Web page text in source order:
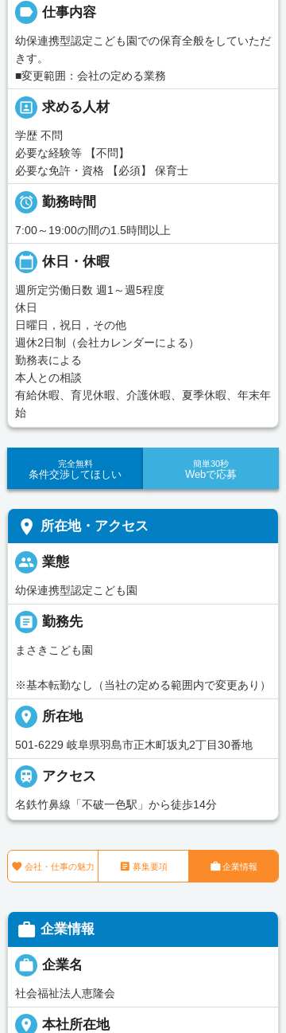
label 仕事内容
幼保連携型認定こども園での保育全般をしていただ
きす。
■変更範囲：会社の定める業務
portrait 求める人材
学歴 不問
必要な経験等 【不問】
必要な免許・資格 【必須】 保育士
 勤務時間
7:00～19:00の間の1.5時間以上
calendar_today 休日・休暇
週所定労働日数 週1～週5程度
休日
日曜日，祝日，その他
週休2日制（会社カレンダーによる）
勤務表による
本人との相談
有給休暇、育児休暇、介護休暇、夏季休暇、年末年
始
完全無料
条件交渉してほしい
簡単30秒
Webで応募
place 所在地・アクセス
people 業態
幼保連携型認定こども園
_pin
勤務先
まさきこども園
※基本転勤なし（当社の定める範囲内で変更あり）
place 所在地
501-6229 岐阜県羽島市正木町坂丸2丁目30番地
 アクセス
名鉄竹鼻線「不破一色駅」から徒歩14分
 会社・仕事の魅力  募集要項 企業情報
 企業情報
 企業名
社会福祉法人恵隆会
place 本社所在地